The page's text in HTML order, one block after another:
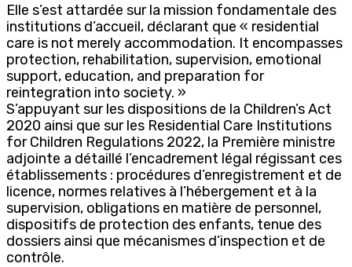
Elle s’est attardée sur la mission fondamentale des
institutions d’accueil, déclarant que « residential
care is not merely accommodation. It encompasses
protection, rehabilitation, supervision, emotional
support, education, and preparation for
reintegration into society. »
S’appuyant sur les dispositions de la Children’s Act
2020 ainsi que sur les Residential Care Institutions
for Children Regulations 2022, la Première ministre
adjointe a détaillé l’encadrement légal régissant ces
établissements : procédures d’enregistrement et de
licence, normes relatives à l’hébergement et à la
supervision, obligations en matière de personnel,
dispositifs de protection des enfants, tenue des
dossiers ainsi que mécanismes d’inspection et de
contrôle.